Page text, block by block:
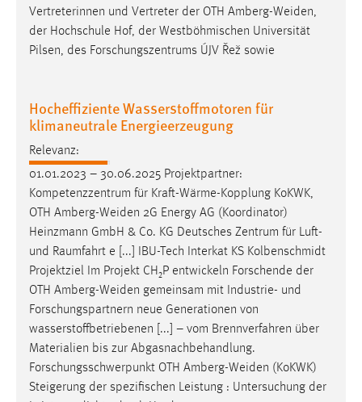
Vertreterinnen und Vertreter der OTH Amberg-Weiden,
der Hochschule Hof, der Westböhmischen Universität
Pilsen, des Forschungszentrums ÚJV Řež sowie
Hocheffiziente Wasserstoffmotoren für
klimaneutrale Energieerzeugung
Relevanz:
01.01.2023 – 30.06.2025 Projektpartner:
Kompetenzzentrum für Kraft-Wärme-Kopplung KoKWK,
OTH Amberg-Weiden 2G Energy AG (Koordinator)
Heinzmann GmbH & Co. KG Deutsches Zentrum für Luft-
und Raumfahrt e [...] IBU-Tech Interkat KS Kolbenschmidt
Projektziel Im Projekt CH₂P entwickeln Forschende der
OTH Amberg-Weiden gemeinsam mit Industrie- und
Forschungspartnern neue Generationen von
wasserstoffbetriebenen [...] – vom Brennverfahren über
Materialien bis zur Abgasnachbehandlung.
Forschungsschwerpunkt OTH Amberg-Weiden (KoKWK)
Steigerung der spezifischen Leistung : Untersuchung der